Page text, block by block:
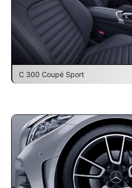
C 300 Coupé Sport